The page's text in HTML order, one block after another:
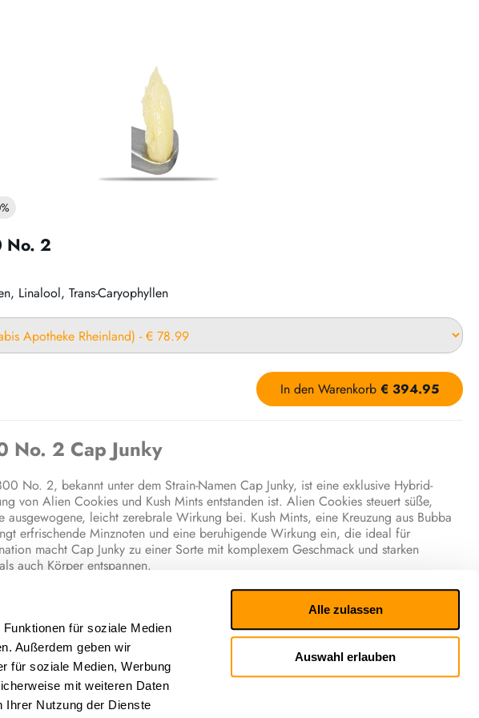
für soziale Medien
Außerdem geben wir
für soziale Medien, Werbung
mit weiteren Daten
Ihrer Nutzung der Dienste
Alle zulassen
Auswahl erlauben
No. 2
Linalool, Trans-Caryophyllen
In den Warenkorb € 394.95
No. 2 Cap Junky
No. 2, bekannt unter dem Strain-Namen Cap Junky, ist eine exklusive Hybrid-
von Alien Cookies und Kush Mints entstanden ist. Alien Cookies steuert süße,
ausgewogene, leicht zerebrale Wirkung bei. Kush Mints, eine Kreuzung aus Bubba
erfrischende Minznoten und eine beruhigende Wirkung ein, die ideal für
macht Cap Junky zu einer Sorte mit komplexem Geschmack und starken
auch Körper entspannen.
Aromaprofil, das sowohl erdige, cremige als auch minzige Noten umfasst.
würzige Noten, ergänzt durch einen erfrischenden Hauch von Minze. Beim
weichen, cremigen Geschmack, begleitet von minzigen und leicht süßen Noten,
frischer Sorten anspricht.
langanhaltend. Sie beginnt mit einer schnellen, euphorischen Stimulation, die die